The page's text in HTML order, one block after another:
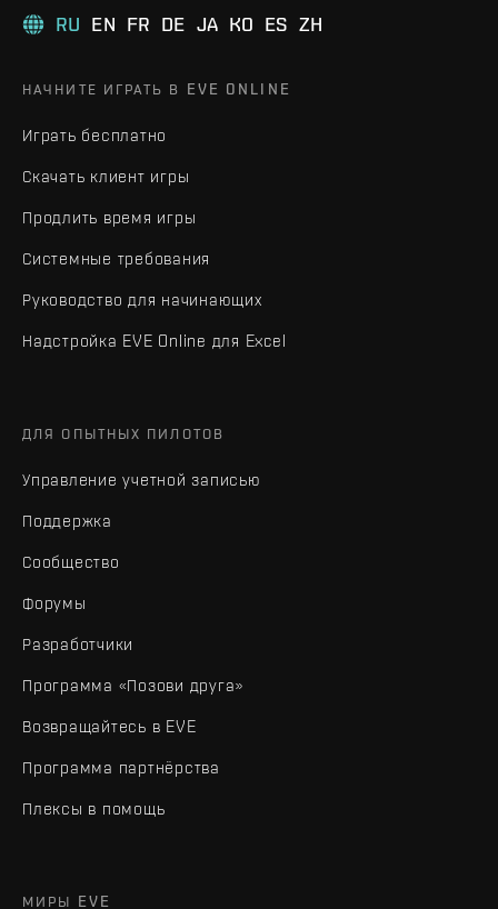
RU EN FR DE JA KO ES ZH
НАЧНИТЕ ИГРАТЬ В EVE ONLINE
Играть бесплатно
Скачать клиент игры
Продлить время игры
Системные требования
Руководство для начинающих
Надстройка EVE Online для Excel
ДЛЯ ОПЫТНЫХ ПИЛОТОВ
Управление учетной записью
Поддержка
Сообщество
Форумы
Разработчики
Программа «Позови друга»
Возвращайтесь в EVE
Программа партнёрства
Плексы в помощь
МИРЫ EVE